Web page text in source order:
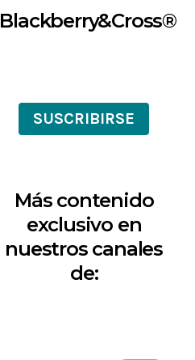
Blackberry&Cross®
SUSCRIBIRSE
Más contenido
exclusivo en
nuestros canales
de: